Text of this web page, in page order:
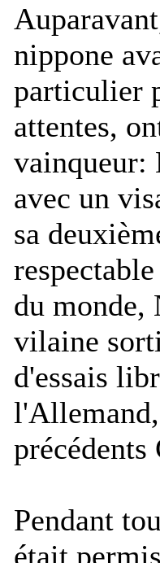
nippone
particulier
attentes,
vainqueur:
avec un
sa
du monde,
vilaine
d'essais
précédents
Pendant
était